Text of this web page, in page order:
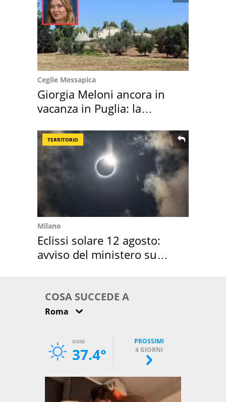
Ceglie Messapica
Giorgia Meloni ancora in
vacanza in Puglia: la
TERRITORIO
Milano
Eclissi solare 12 agosto:
avviso del ministero su